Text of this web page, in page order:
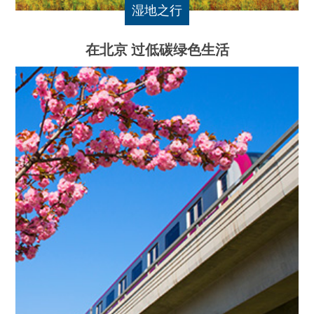
湿地之行
在北京 过低碳绿色生活